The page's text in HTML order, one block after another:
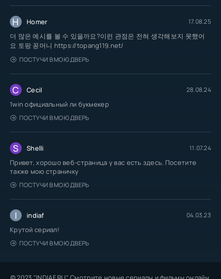
H Homer 17.08.25
더 많은 예시를 볼 수 있을까요?이런 관점은 전혀 생각해보지 못했어
요 토팡 꽁머니 https://topang119.net/
ПОСТУЧИ В МОЮ ДВЕРЬ
C Cecil 28.08.24
1win официальный ли букмекер
ПОСТУЧИ В МОЮ ДВЕРЬ
S Shelli 11.07.24
Привет, хорошо веб-страница у вас есть здесь. Посетите
также мою страничку
ПОСТУЧИ В МОЮ ДВЕРЬ
I indiaf 04.03.23
Крутой сериал!
ПОСТУЧИ В МОЮ ДВЕРЬ